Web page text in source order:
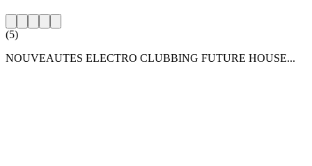
(5)
NOUVEAUTES ELECTRO CLUBBING FUTURE HOUSE...